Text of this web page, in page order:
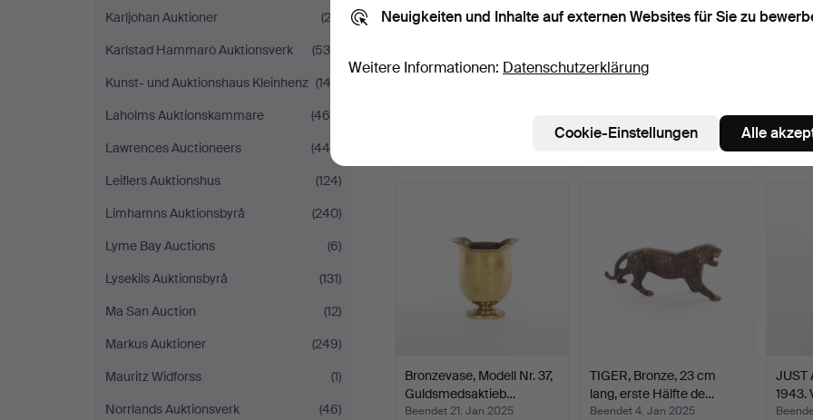
Karljohan Auktioner
(23)
Karlstad Hammarö Auktionsverk
(538)
Kunst- und Auktionshaus Kleinhenz (143)
Laholms Auktionskammare
(466)
Lawrences Auctioneers
(440)
Leiflers Auktionshus
(124)
Limhamns Auktionsbyrå
(240)
Lyme Bay Auctions
(6)
Lysekils Auktionsbyrå
(131)
Ma San Auction
(12)
Markus Auktioner
(249)
Mauritz Widforss
(1)
Norrlands Auktionsverk
(46)
PIERRE FORSELL. 1925-
FOLKE ARSTRÖM. 1907—
7 Gebote
68,
11
422
Bronzevase, Modell Nr. 37,
Guldsmedsaktieb…
Beendet 21. Jan 2025
TIGER, Bronze, 23 cm
lang, erste Hälfte de…
Beendet 4. Jan 2025
JUST
1943.
Neuigkeiten und Inhalte auf externen Websites für Sie zu
Weitere Informationen: Datenschutzerklärung
Cookie-Einstellungen Alle